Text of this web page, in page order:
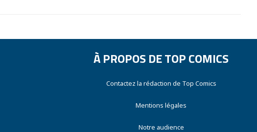
À PROPOS DE TOP COMICS
Contactez la rédaction de Top Comics
Mentions légales
Notre audience